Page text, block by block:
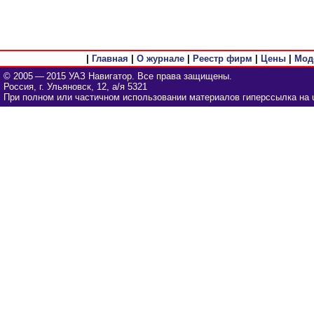
Главная О журнале| Реестр фирм Цены|
© 2005 — 2015 УАЗ Навигатор. Все права защищены.
Россия, г. Ульяновск, 12, а/я 5321
При полном или частичном использовании материалов гиперссылка на